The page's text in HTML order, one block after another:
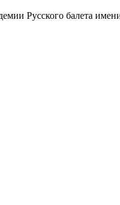
Русского балета